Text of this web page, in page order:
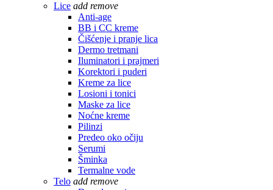
Lice add remove
Anti-age
BB i CC kreme
Čišćenje i pranje lica
Dermo tretmani
Iluminatori i prajmeri
Korektori i puderi
Kreme za lice
Losioni i tonici
Maske za lice
Noćne kreme
Pilinzi
Predeo oko očiju
Serumi
Šminka
Termalne vode
Telo add remove